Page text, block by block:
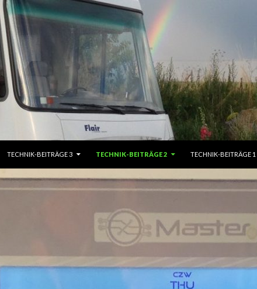
TECHNIK-BEITRÄGE 3 TECHNIK-BEITRÄGE 2 TECHNIK-BEITRÄGE 1